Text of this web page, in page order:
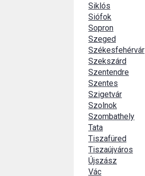
Siklós
Siófok
Sopron
Szeged
Székesfehérvár
Szekszárd
Szentendre
Szentes
Szigetvár
Szolnok
Szombathely
Tata
Tiszafüred
Tiszaújváros
Újszász
Vác